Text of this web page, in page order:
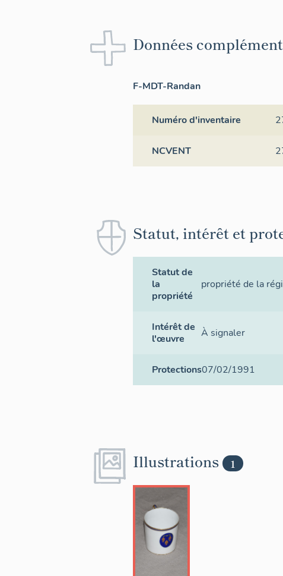
Données
F-MDT-Randan
Numéro d'inventaire
NCVENT
Statut, intérêt et
Statut de
la
propriété
propriété de la
Intérêt de
l'œuvre
À signaler
Protections07/02/1991
Illustrations 1